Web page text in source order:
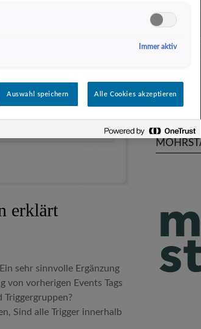
erklärt
sehr sinnvolle Ergänzung
von vorherigen Events Tags
Sind alle Trigger innerhalb
Immer aktiv
Auswahl speichern Alle Cookies akzeptieren